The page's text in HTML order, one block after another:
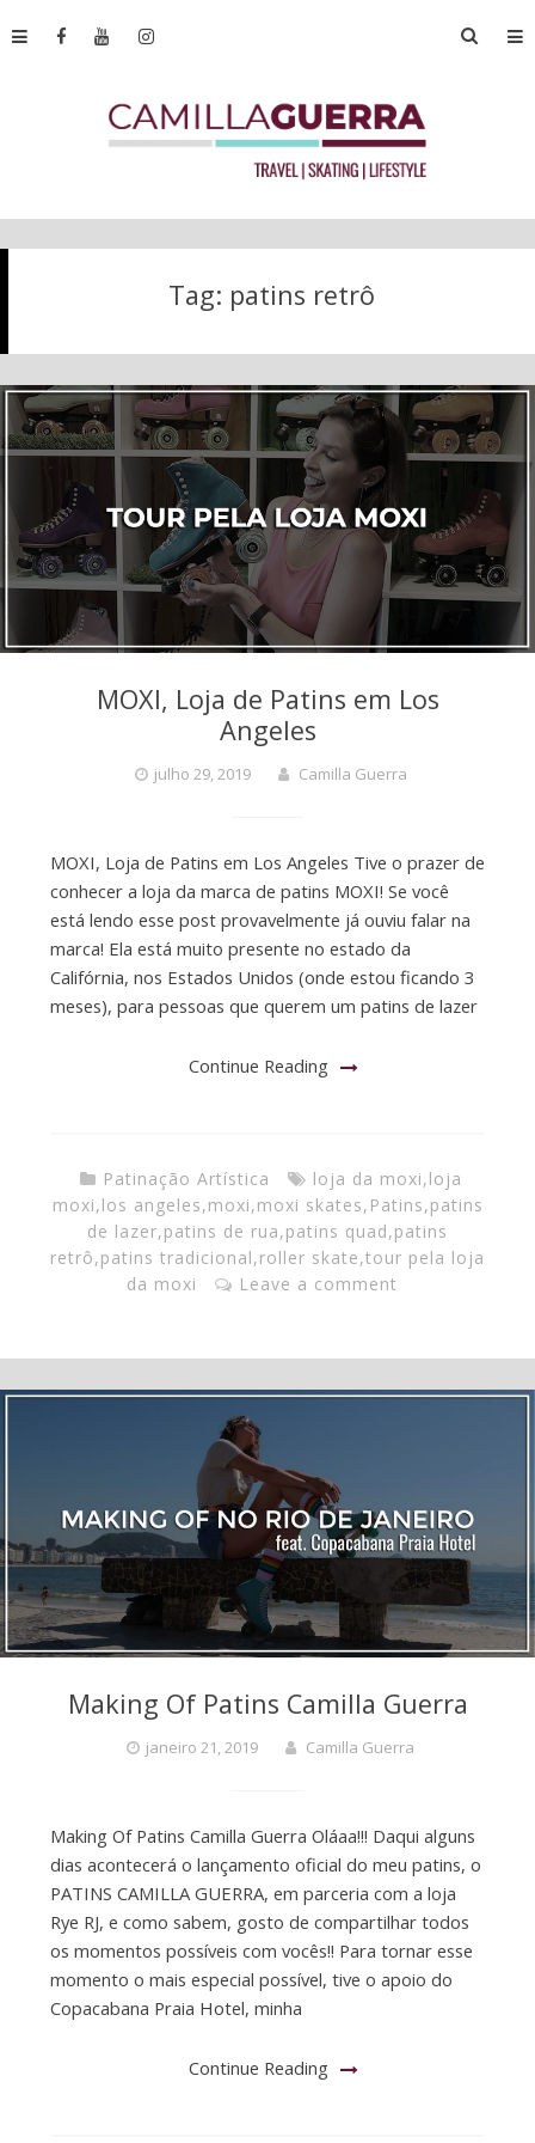
Tag: patins retrô
MOXI, Loja de Patins em Los
Angeles
julho 29, 2019 Camilla Guerra
MOXI, Loja de Patins em Los Angeles Tive o prazer de
conhecer a loja da marca de patins MOXI! Se você
está lendo esse post provavelmente já ouviu falar na
marca! Ela está muito presente no estado da
Califórnia, nos Estados Unidos (onde estou ficando 3
meses), para pessoas que querem um patins de lazer
Continue Reading
Patinação Artística loja da moxi,loja
moxi,los angeles,moxi,moxi skates, Patins,patins
de lazer,patins de rua,patins quad,patins
retrô,patins tradicional,roller skate,tour pela loja
da moxi
Leave a comment
Making Of Patins Camilla Guerra
janeiro 21, 2019 Camilla Guerra
Making Of Patins Camilla Guerra Oláaa!!! Daqui alguns
dias acontecerá o lançamento oficial do meu patins, o
PATINS CAMILLA GUERRA, em parceria com a loja
Rye RJ, e como sabem, gosto de compartilhar todos
os momentos possíveis com vocês!! Para tornar esse
momento o mais especial possível, tive o apoio do
Copacabana Praia Hotel, minha
Continue Reading